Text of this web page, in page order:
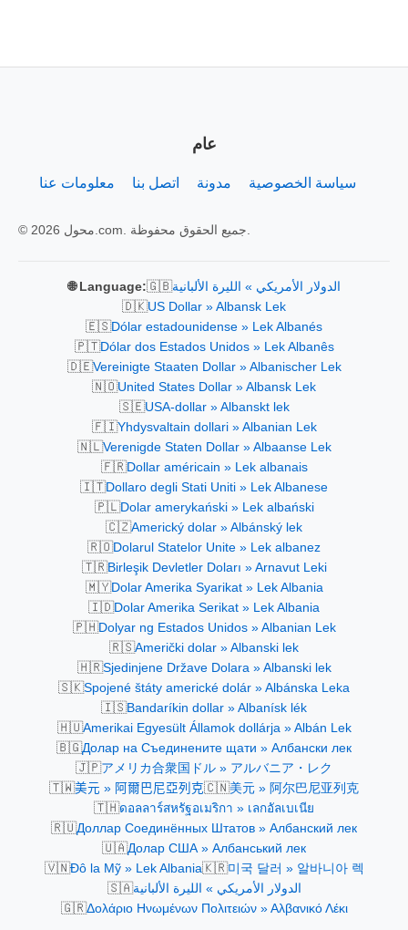
عام
معلومات عنا اتصل بنا مدونة سياسة الخصوصية
🌐 Language:🇬🇧الدولار الأمريكي » الليرة الألبانية
🇩🇰US Dollar » Albansk Lek
🇪🇸Dólar estadounidense » Lek Albanés
🇵🇹Dólar dos Estados Unidos » Lek Albanês
🇩🇪Vereinigte Staaten Dollar » Albanischer Lek
🇳🇴United States Dollar » Albansk Lek
🇸🇪USA-dollar » Albanskt lek
🇫🇮Yhdysvaltain dollari » Albanian Lek
🇳🇱Verenigde Staten Dollar » Albaanse Lek
🇫🇷Dollar américain » Lek albanais
🇮🇹Dollaro degli Stati Uniti » Lek Albanese
🇵🇱Dolar amerykański » Lek albański
🇨🇿Americký dolar » Albánský lek
🇷🇴Dolarul Statelor Unite » Lek albanez
🇹🇷Birleşik Devletler Doları » Arnavut Leki
🇲🇾Dolar Amerika Syarikat » Lek Albania
🇮🇩Dolar Amerika Serikat » Lek Albania
🇵🇭Dolyar ng Estados Unidos » Albanian Lek
🇷🇸Američki dolar » Albanski lek
🇭🇷Sjedinjene Države Dolara » Albanski lek
🇸🇰Spojené štáty americké dolár » Albánska Leka
🇮🇸Bandaríkin dollar » Albanísk lék
🇭🇺Amerikai Egyesült Államok dollárja » Albán Lek
🇧🇬Долар на Съединените щати » Албански лек
🇯🇵アメリカ合衆国ドル » アルバニア・レク
🇹🇼美元 » 阿爾巴尼亞列克🇨🇳美元 » 阿尔巴尼亚列克
🇹🇭ดอลลาร์สหรัฐอเมริกา » เลกอัลเบเนีย
🇷🇺Доллар Соединённых Штатов » Албанский лек
🇺🇦Долар США » Албанський лек
🇻🇳Đô la Mỹ » Lek Albania🇰🇷미국 달러 » 알바니아 렉
🇸🇦الدولار الأمريكي » الليرة الألبانية
🇬🇷Δολάριο Ηνωμένων Πολιτειών » Αλβανικό Λέκι